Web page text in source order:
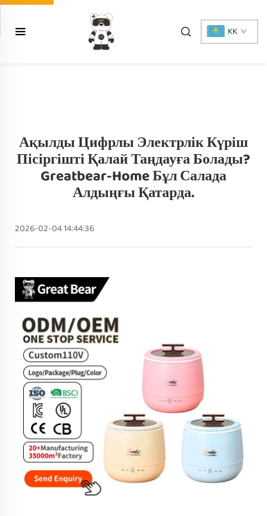
KK
Ақылды Цифрлы Электрлік Күріш
Пісіргішті Қалай Таңдауға Болады?
Greatbear-Home Бұл Салада
Алдыңғы Қатарда.
2026-02-04 14:44:36